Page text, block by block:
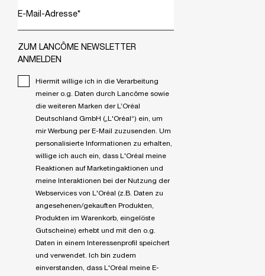
E-Mail-Adresse*
ZUM LANCÔME NEWSLETTER
ANMELDEN
Hiermit willige ich in die Verarbeitung
meiner o.g. Daten durch Lancôme sowie
die weiteren Marken der L’Oréal
Deutschland GmbH („L'Oréal“) ein, um
mir Werbung per E-Mail zuzusenden. Um
personalisierte Informationen zu erhalten,
willige ich auch ein, dass L'Oréal meine
Reaktionen auf Marketingaktionen und
meine Interaktionen bei der Nutzung der
Webservices von L'Oréal (z.B. Daten zu
angesehenen/gekauften Produkten,
Produkten im Warenkorb, eingelöste
Gutscheine) erhebt und mit den o.g.
Daten in einem Interessenprofil speichert
und verwendet. Ich bin zudem
einverstanden, dass L'Oréal meine E-